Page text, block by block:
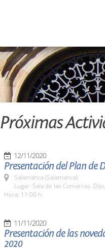
Próximas
12/11/2020
Presentación del Plan de
Salamanca (Salamanca)
Lugar: Sala de las Comarcas.
Hora: 11:00 h.
11/11/2020
Presentación de las
2020